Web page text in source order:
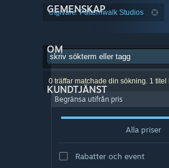
GEMENSKAP
OM
KUNDTJÄNST
Utgivare: Patternwalk Studios
0 träffar matchade din sökning. 1
Begränsa utifrån pris
Alla priser
Rabatter och event